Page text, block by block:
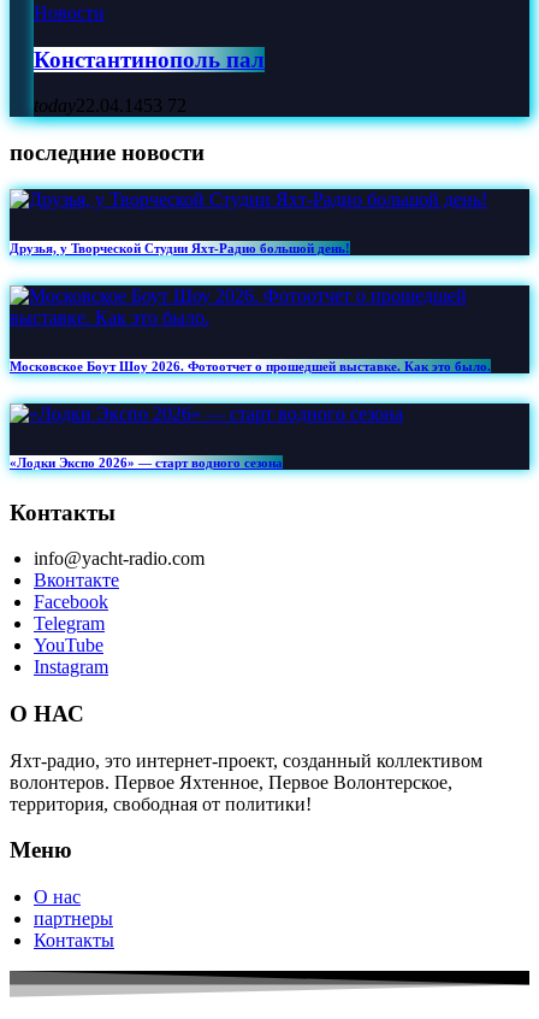
Новости
Константинополь пал
today22.04.1453 72
последние новости
Друзья, у Творческой Студии Яхт‑Радио большой день!
Московское Боут Шоу 2026. Фотоотчет о прошедшей выставке. Как это было.
«Лодки Экспо 2026» — старт водного сезона
Контакты
info@yacht-radio.com
Вконтакте
Facebook
Telegram
YouTube
Instagram
О НАС
Яхт-радио, это интернет-проект, созданный коллективом
волонтеров. Первое Яхтенное, Первое Волонтерское,
территория, свободная от политики!
Меню
О нас
партнеры
Контакты